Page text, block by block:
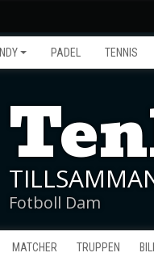
PADEL TENNIS
Fotboll Dam
MATCHER TRUPPEN